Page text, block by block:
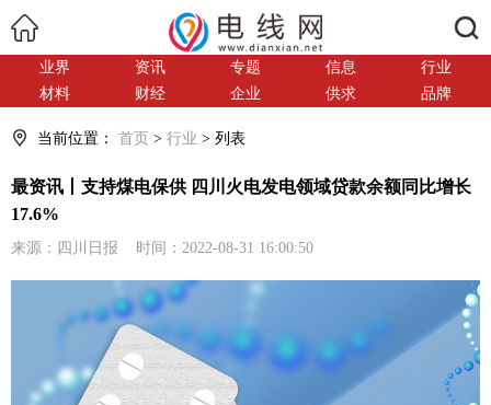
业界 资讯 专题 信息
行业
材料
财经 企业 供求 品牌
当前位置： 首页 > 行业 > 列表
最资讯丨支持煤电保供 四川火电发电领域贷款余额同比增长
17.6%
来源：四川日报 时间：2022-08-31 16:00:50